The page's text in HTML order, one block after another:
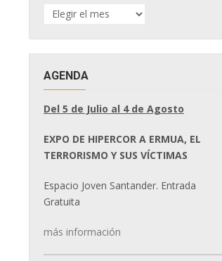
HISTÓRICO
DE
AGENDA
Del 5 de Julio al 4 de Agosto
EXPO DE HIPERCOR A ERMUA, EL
TERRORISMO Y SUS VÍCTIMAS
Espacio Joven Santander. Entrada
Gratuita
más información